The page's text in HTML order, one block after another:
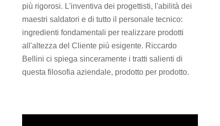
più rigorosi. L'inventiva dei progettisti, l'abilità dei
maestri saldatori e di tutto il personale tecnico:
ingredienti fondamentali per realizzare prodotti
all'altezza del Cliente più esigente. Riccardo
Bellini ci spiega sinceramente i tratti salienti di
questa filosofia aziendale, prodotto per prodotto.